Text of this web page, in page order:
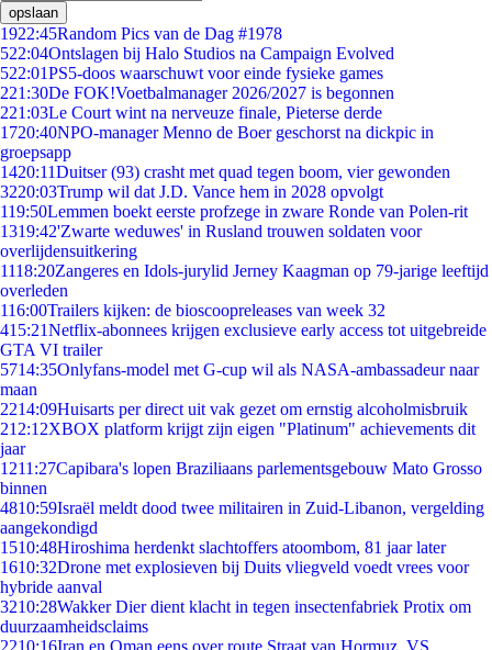
opslaan
1922:45Random Pics van de Dag #1978
522:04Ontslagen bij Halo Studios na Campaign Evolved
522:01PS5-doos waarschuwt voor einde fysieke games
221:30De FOK!Voetbalmanager 2026/2027 is begonnen
221:03Le Court wint na nerveuze finale, Pieterse derde
1720:40NPO-manager Menno de Boer geschorst na dickpic in
groepsapp
1420:11Duitser (93) crasht met quad tegen boom, vier gewonden
3220:03Trump wil dat J.D. Vance hem in 2028 opvolgt
119:50Lemmen boekt eerste profzege in zware Ronde van Polen-rit
1319:42'Zwarte weduwes' in Rusland trouwen soldaten voor
overlijdensuitkering
1118:20Zangeres en Idols-jurylid Jerney Kaagman op 79-jarige leeftijd
overleden
116:00Trailers kijken: de bioscoopreleases van week 32
415:21Netflix-abonnees krijgen exclusieve early access tot uitgebreide
GTA VI trailer
5714:35Onlyfans-model met G-cup wil als NASA-ambassadeur naar
maan
2214:09Huisarts per direct uit vak gezet om ernstig alcoholmisbruik
212:12XBOX platform krijgt zijn eigen "Platinum" achievements dit
jaar
1211:27Capibara's lopen Braziliaans parlementsgebouw Mato Grosso
binnen
4810:59Israël meldt dood twee militairen in Zuid-Libanon, vergelding
aangekondigd
1510:48Hiroshima herdenkt slachtoffers atoombom, 81 jaar later
1610:32Drone met explosieven bij Duits vliegveld voedt vrees voor
hybride aanval
3210:28Wakker Dier dient klacht in tegen insectenfabriek Protix om
duurzaamheidsclaims
2210:16Iran en Oman eens over route Straat van Hormuz, VS